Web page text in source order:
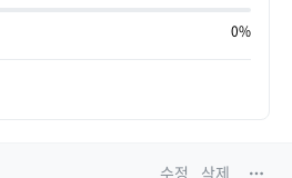
0%
수정 삭제